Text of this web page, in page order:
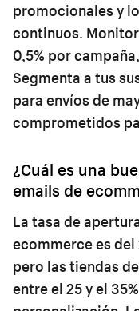
promocionales y
continuos.
0,5% por
Segmenta a tus
para envíos de
comprometidos
¿Cuál es una
emails de
La tasa de
ecommerce es del
pero las tiendas
entre el 25 y el